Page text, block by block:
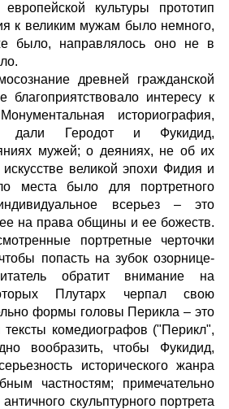
культуры прототип
к великим мужам было немного,
было, направлялось оно не в
древней гражданской
интересу к
историография,
дали Геродот и Фукидид,
мужей; о деяниях, не об их
великой эпохи Фидия и
места было для портретного
всерьез – это
на права общины и ее божеств.
портретные черточки
попасть на зубок озорнице-
обратит внимание на
Плутарх черпал свою
формы головы Перикла – это
тексты комедиографов ("Перикл",
вообразить, чтобы Фукидид,
исторического жанра
частностям; примечательно
скульптурного портрета